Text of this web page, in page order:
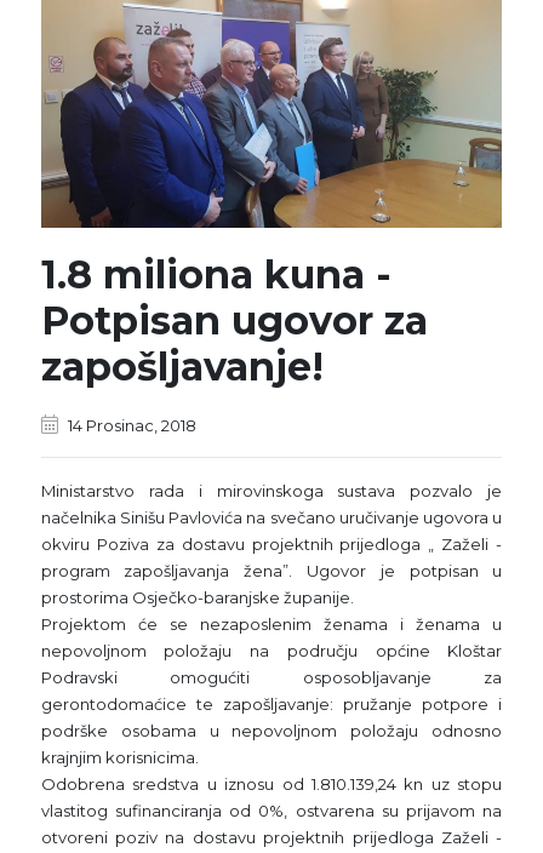
1.8 miliona kuna -
Potpisan ugovor za
zapošljavanje!
14 Prosinac, 2018
Ministarstvo rada i mirovinskoga sustava pozvalo je
načelnika Sinišu Pavlovića na svečano uručivanje ugovora u
okviru Poziva za dostavu projektnih prijedloga „ Zaželi -
program zapošljavanja žena”. Ugovor je potpisan u
prostorima Osječko-baranjske županije.
Projektom će se nezaposlenim ženama i ženama u
nepovoljnom položaju na području općine Kloštar
Podravski omogućiti osposobljavanje za
gerontodomaćice te zapošljavanje: pružanje potpore i
podrške osobama u nepovoljnom položaju odnosno
krajnjim korisnicima.
Odobrena sredstva u iznosu od 1.810.139,24 kn uz stopu
vlastitog sufinanciranja od 0%, ostvarena su prijavom na
otvoreni poziv na dostavu projektnih prijedloga Zaželi -